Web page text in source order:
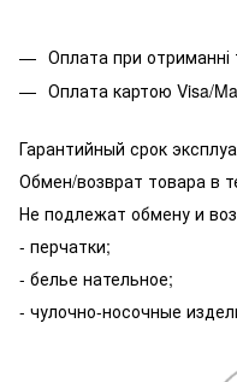
Оплата при отриманні
Оплата картою Visa/
Гарантийный срок
Обмен/возврат товара в
Не подлежат обмену и
- перчатки;
- белье нательное;
- чулочно-носочные